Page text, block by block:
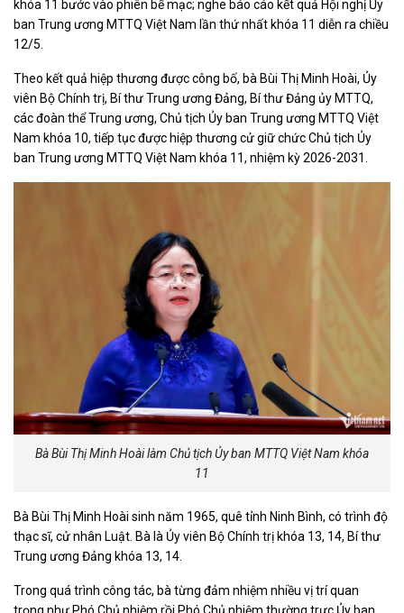
khóa 11 bước vào phiên bế mạc; nghe báo cáo kết quả Hội nghị Ủy
ban Trung ương MTTQ Việt Nam lần thứ nhất khóa 11 diễn ra chiều
12/5.
Theo kết quả hiệp thương được công bố, bà Bùi Thị Minh Hoài, Ủy
viên Bộ Chính trị, Bí thư Trung ương Đảng, Bí thư Đảng ủy MTTQ,
các đoàn thể Trung ương, Chủ tịch Ủy ban Trung ương MTTQ Việt
Nam khóa 10, tiếp tục được hiệp thương cử giữ chức Chủ tịch Ủy
ban Trung ương MTTQ Việt Nam khóa 11, nhiệm kỳ 2026-2031.
Bà Bùi Thị Minh Hoài làm Chủ tịch Ủy ban MTTQ Việt Nam khóa
11
Bà Bùi Thị Minh Hoài sinh năm 1965, quê tỉnh Ninh Bình, có trình độ
thạc sĩ, cử nhân Luật. Bà là Ủy viên Bộ Chính trị khóa 13, 14, Bí thư
Trung ương Đảng khóa 13, 14.
Trong quá trình công tác, bà từng đảm nhiệm nhiều vị trí quan